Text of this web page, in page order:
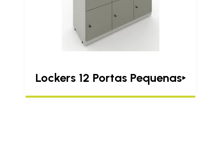
Lockers 12 Portas Pequenas